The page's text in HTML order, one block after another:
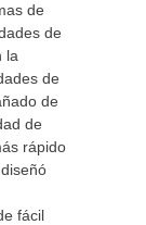
de
de
la
de
de
de
rápido y
fácil